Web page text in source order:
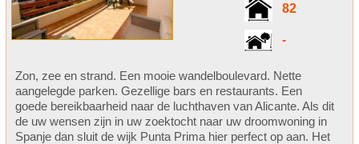
82
-
Zon, zee en strand. Een mooie wandelboulevard. Nette
aangelegde parken. Gezellige bars en restaurants. Een
goede bereikbaarheid naar de luchthaven van Alicante. Als dit
de uw wensen zijn in uw zoektocht naar uw droomwoning in
Spanje dan sluit de wijk Punta Prima hier perfect op aan. Het